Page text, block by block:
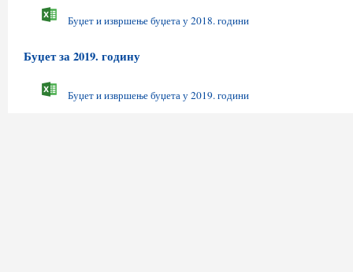
Буџет и извршење буџета у 2018. години
Буџет за 2019. годину
Буџет и извршење буџета у 2019. години